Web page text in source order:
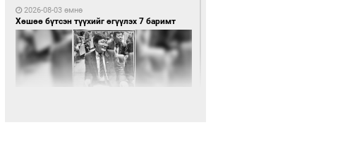
2026-08-03 өмнө
Хөшөө бүтсэн түүхийг өгүүлэх 7 баримт